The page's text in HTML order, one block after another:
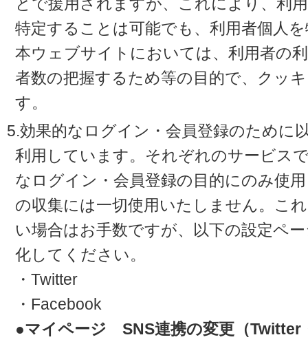
特定することは可能でも、利用者個人
本ウェブサイトにおいては、利用者の
者数の把握するため等の目的で、クッ
す。
5.効果的なログイン・会員登録のために
利用しています。それぞれのサービス
なログイン・会員登録の目的にのみ使
の収集には一切使用いたしません。こ
い場合はお手数ですが、以下の設定ペ
化してください。
・Twitter
・Facebook
●マイページ SNS連携の変更（Twitter